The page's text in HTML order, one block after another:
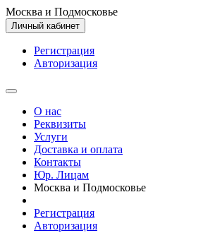
Москва и Подмосковье
Личный кабинет
Регистрация
Авторизация
О нас
Реквизиты
Услуги
Доставка и оплата
Контакты
Юр. Лицам
Москва и Подмосковье
Регистрация
Авторизация